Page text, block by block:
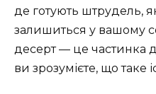
де готують штрудель,
залишиться у вашому
десерт — це частинка
ви зрозумієте, що таке